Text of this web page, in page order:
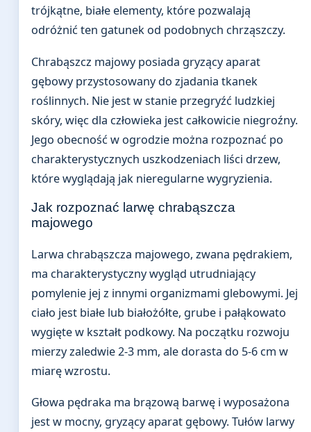
trójkątne, białe elementy, które pozwalają
odróżnić ten gatunek od podobnych chrząszczy.
Chrabąszcz majowy posiada gryzący aparat
gębowy przystosowany do zjadania tkanek
roślinnych. Nie jest w stanie przegryźć ludzkiej
skóry, więc dla człowieka jest całkowicie niegroźny.
Jego obecność w ogrodzie można rozpoznać po
charakterystycznych uszkodzeniach liści drzew,
które wyglądają jak nieregularne wygryzienia.
Jak rozpoznać larwę chrabąszcza
majowego
Larwa chrabąszcza majowego, zwana pędrakiem,
ma charakterystyczny wygląd utrudniający
pomylenie jej z innymi organizmami glebowymi. Jej
ciało jest białe lub białożółte, grube i pałąkowato
wygięte w kształt podkowy. Na początku rozwoju
mierzy zaledwie 2-3 mm, ale dorasta do 5-6 cm w
miarę wzrostu.
Głowa pędraka ma brązową barwę i wyposażona
jest w mocny, gryzący aparat gębowy. Tułów larwy